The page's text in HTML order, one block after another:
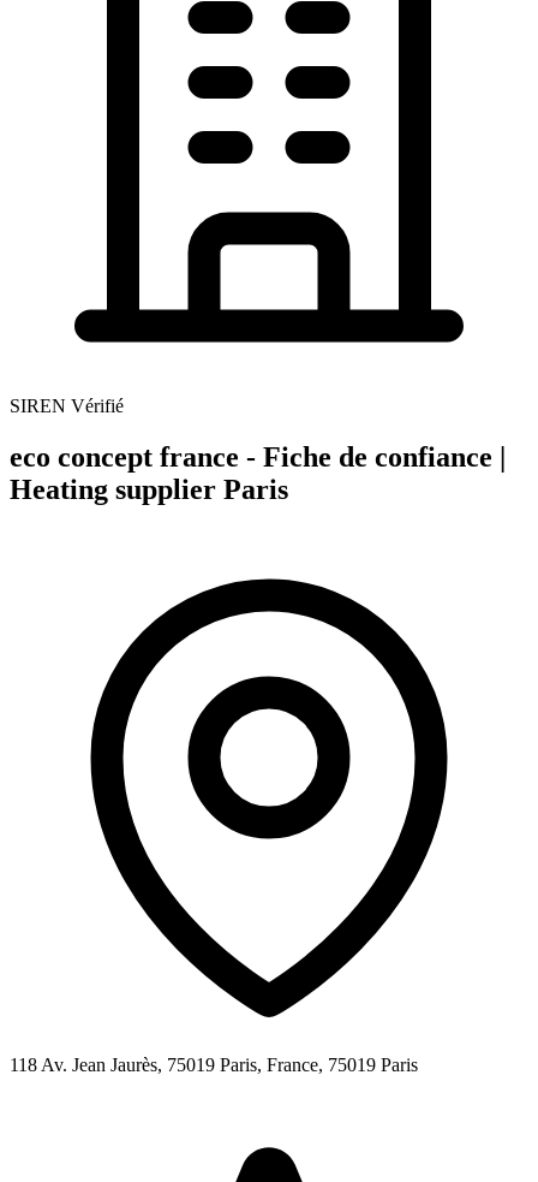
SIREN Vérifié
eco concept france - Fiche de confiance |
Heating supplier Paris
118 Av. Jean Jaurès, 75019 Paris, France, 75019 Paris